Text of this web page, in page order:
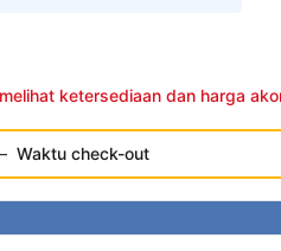
ketersediaan dan harga
Waktu check-out